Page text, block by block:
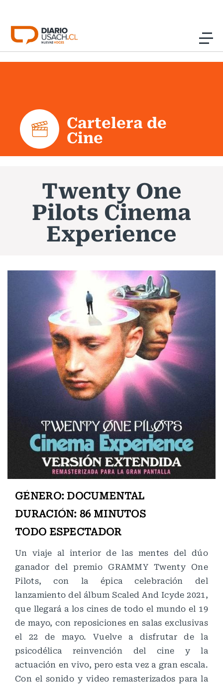
Click acá para ir directamente al contenido
Cultura
Programas Radio y TV Usach
Cartelera de
Cine
Twenty One
Pilots Cinema
Experience
GÉNERO: DOCUMENTAL
DURACIÓN: 86 MINUTOS
TODO ESPECTADOR
Un viaje al interior de las mentes del dúo
ganador del premio GRAMMY Twenty One
Pilots, con la épica celebración del
lanzamiento del álbum Scaled And Icyde 2021,
que llegará a los cines de todo el mundo el 19
de mayo, con reposiciones en salas exclusivas
el 22 de mayo. Vuelve a disfrutar de la
psicodélica reinvención del cine y la
actuación en vivo, pero esta vez a gran escala.
Con el sonido y video remasterizados para la